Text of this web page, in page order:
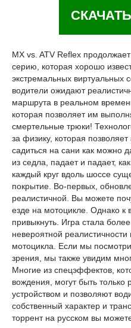
MX vs. ATV Reflex
серию, которая хорошо
экстремальных виртуальных
водители ожидают
маршрута в реальном
которая позволяет им
смертельные трюки!
за физику, которая
садиться на сани как можно
из седла, падает и падает,
каждый круг вдоль шоссе
покрытие. Во-первых,
реалистичной. Вы можете
езде на мотоцикле. Однако
привыкнуть. Игра стала
невероятной
мотоцикла. Если мы
зрения, мы также увидим
Многие из спецэффектов,
вождения, могут быть только
устройством и позволяют
собственный характер и
торрент на русском вы